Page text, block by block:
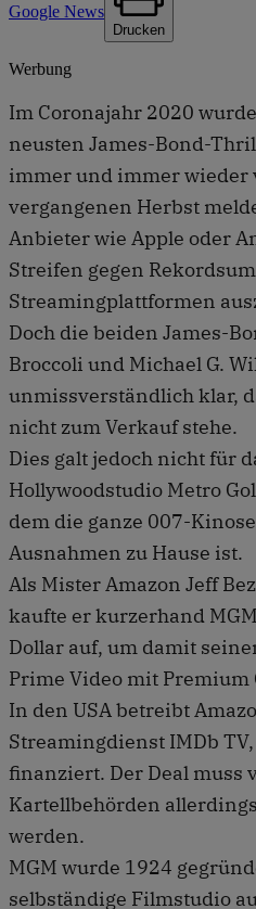
Google News
Drucken
Werbung
Im Coronajahr 2020
neusten James-Bond-
immer und immer wieder
vergangenen Herbst
Anbieter wie Apple oder
Streifen gegen
Streamingplattformen
Doch die beiden James-
Broccoli und Michael G.
unmissverständlich klar,
nicht zum Verkauf stehe.
Dies galt jedoch nicht für
Hollywoodstudio Metro
dem die ganze 007-
Ausnahmen zu Hause ist.
Als Mister Amazon Jeff
kaufte er kurzerhand
Dollar auf, um damit
Prime Video mit Premium
In den USA betreibt
Streamingdienst IMDb
finanziert. Der Deal muss
Kartellbehörden
werden.
MGM wurde 1924
selbständige Filmstudio